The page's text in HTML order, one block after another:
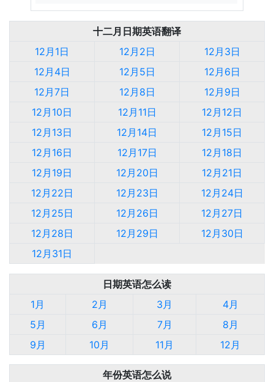
十二月日期英语翻译
12月1日
12月2日
12月3日
12月4日
12月5日
12月6日
12月7日
12月8日
12月9日
12月10日
12月11日
12月12日
12月13日
12月14日
12月15日
12月16日
12月17日
12月18日
12月19日
12月20日
12月21日
12月22日
12月23日
12月24日
12月25日
12月26日
12月27日
12月28日
12月29日
12月30日
12月31日
日期英语怎么读
1月
2月 3月
4月
5月
6月 7月
8月
9月
10月 11月 12月
年份英语怎么说